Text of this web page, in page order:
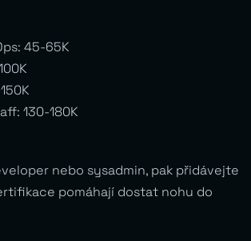
45-65K
130-180K
nebo sysadmin, pak přidávejte
pomáhají dostat nohu do